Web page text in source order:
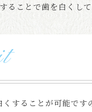
ることで歯を白くして
くすることが可能です